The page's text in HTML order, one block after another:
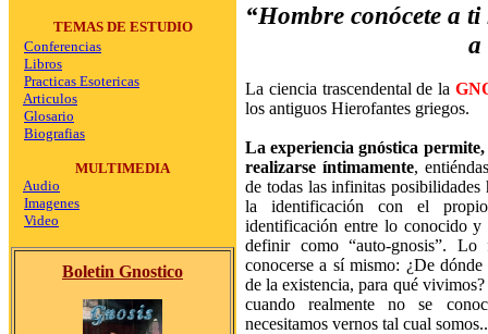
TEMAS DE ESTUDIO
Conferencias
Libros
Practicas Esotericas
Articulos
Glosario
Biografias
MULTIMEDIA
Audio
Imagenes
Video
Boletin Gnostico
“Hombre conócete a
a
La ciencia trascendental de la
los antiguos Hierofantes griegos.
La experiencia gnóstica
realizarse íntimamente,
de todas las infinitas posibilidades
la identificación con el
identificación entre lo conocido y
definir como “auto-gnosis”.
conocerse a sí mismo: ¿De
de la existencia, para qué
cuando realmente no se
necesitamos vernos tal cual